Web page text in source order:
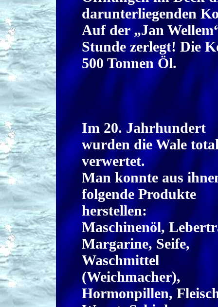
darunterliegenden
Auf der „Jan
Stunde zerlegt! Die
500 Tonnen Öl.
Im 20. Jahrhundert
wurden die Wale
verwertet.
Man konnte aus
folgende Produkte
herstellen:
Maschinenöl,
Margarine, Seife,
Waschmittel
(Weichmacher),
Hormonpillen,